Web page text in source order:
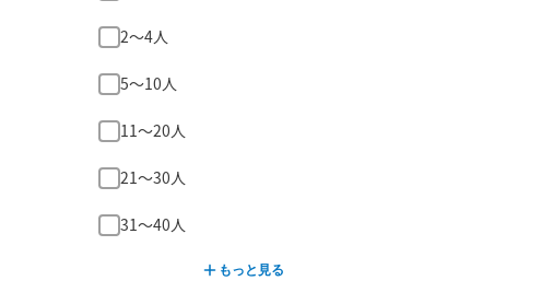
2〜4人
5〜10人
11〜20人
21〜30人
31〜40人
もっと見る